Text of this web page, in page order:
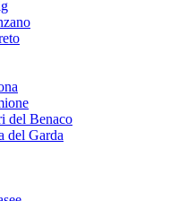
del Benaco
del Garda